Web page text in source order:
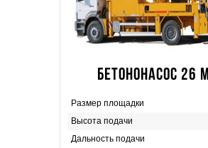
БЕТОНОНАСОС 26 М
Размер площадки
Высота подачи
Дальность подачи